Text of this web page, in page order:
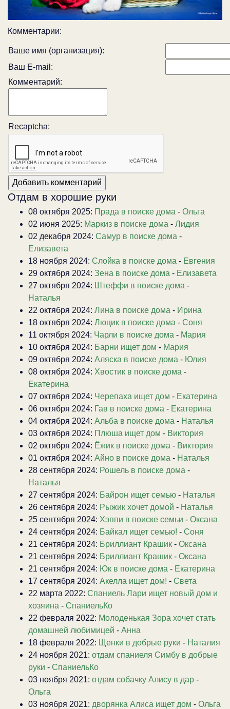
Комментарии:
Ваше имя (организация):
Ваш E-mail:
Комментарий:
Recaptcha:
Отдам в хорошие руки
08 октября 2025: Прада в поиске дома - Ольга
02 июня 2025: Маркиз в поиске дома - Лидия
02 декабря 2024: Самур в поиске дома -
Елизавета
18 ноября 2024: Слойка в поиске дома - Евгения
29 октября 2024: Зена в поиске дома - Елизавета
27 октября 2024: Штеффи в поиске дома -
Наталья
22 октября 2024: Лина в поиске дома - Ирина
18 октября 2024: Люцик в поиске дома - Соня
11 октября 2024: Чарли в поиске дома - Мария
10 октября 2024: Барни ищет дом - Мария
09 октября 2024: Аляска в поиске дома - Юлия
08 октября 2024: Хвостик в поиске дома -
Екатерина
07 октября 2024: Черепаха ищет дом - Екатерина
06 октября 2024: Гав в поиске дома - Екатерина
04 октября 2024: Альба в поиске дома - Наталья
03 октября 2024: Плюша ищет дом - Виктория
02 октября 2024: Ёжик в поиске дома - Виктория
01 октября 2024: Айно в поиске дома - Наталья
28 сентября 2024: Рошель в поиске дома -
Наталья
27 сентября 2024: Байрон ищет семью - Наталья
26 сентября 2024: Рыжик хочет домой - Наталья
25 сентября 2024: Хэппи в поиске семьи - Оксана
24 сентября 2024: Байкал ищет семью! - Соня
21 сентября 2024: Бриллиант Крашик - Оксана
21 сентября 2024: Бриллиант Крашик - Оксана
21 сентября 2024: Юк в поиске дома - Екатерина
17 сентября 2024: Акелла ищет дом! - Света
22 марта 2022: Спаниель Лари ищет новый дом и
хозяина - СпаниельКо
22 февраля 2022: Молоденькая Зора хочет стать
домашней любимицей - Анна
18 февраля 2022: Щенки в добрые руки - Наталия
24 ноября 2021: отдам спаниеля Симбу в добрые
руки - СпаниельКо
03 ноября 2021: отдам собачку Алису в дар -
Ольга
03 ноября 2021: дворянка Алиса ищет дом - Ольга